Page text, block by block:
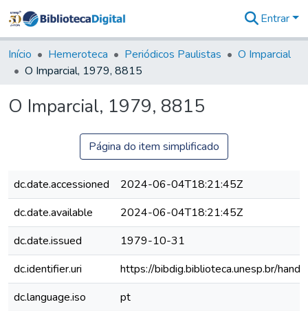
&
Coleções
Tudo na
Digital
Entrar
Início Hemeroteca Periódicos Paulistas
O Imparcial
O Imparcial, 1979, 8815
O Imparcial, 1979, 8815
Página do item simplificado
dc.date.accessioned
2024-06-04T18:21:45Z
dc.date.available
2024-06-04T18:21:45Z
dc.date.issued
1979-10-31
dc.identifier.uri
https://bibdig.biblioteca.unesp.br/
dc.language.iso
pt